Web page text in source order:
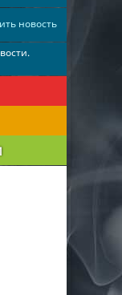
новость